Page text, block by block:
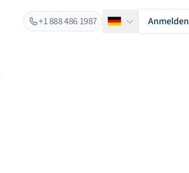
+1 888 486 1987 DeutschAnmelden